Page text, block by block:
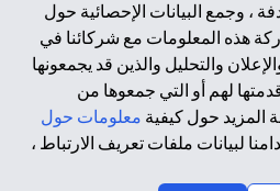
، وجمع البيانات الإحصائية حول
هذه المعلومات مع شركائنا في
والتحليل والذين قد يجمعونها
لهم أو التي جمعوها من
المزيد حول كيفية معلومات حول
لبيانات ملفات تعريف الارتباط ،
العربية المتحدة مرخص من مصرف
كفرع لبنك أجنبي.
المتحدة مرخص من هيئة الأوراق المالية
والسلع في الإمارات العربية المتحدة ("SCA") للقيام بالنشاط المالي لـ أ)
بموجب ترخيص رقم
تداول في الأسواق الدولية بموجب ترخيص